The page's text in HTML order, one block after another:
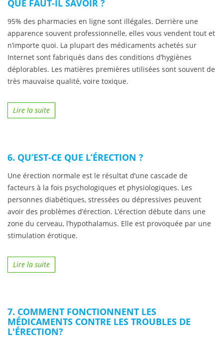
QUE FAUT-IL SAVOIR ?
95% des pharmacies en ligne sont illégales. Derrière une
apparence souvent professionnelle, elles vous vendent tout et
n’importe quoi. La plupart des médicaments achetés sur
Internet sont fabriqués dans des conditions d’hygiènes
déplorables. Les matières premières utilisées sont souvent de
très mauvaise qualité, voire toxique.
Lire la suite
6. QU’EST-CE QUE L’ÉRECTION ?
Une érection normale est le résultat d’une cascade de
facteurs à la fois psychologiques et physiologiques. Les
personnes diabétiques, stressées ou dépressives peuvent
avoir des problèmes d’érection. L’érection débute dans une
zone du cerveau, l’hypothalamus. Elle est provoquée par une
stimulation érotique.
Lire la suite
7. COMMENT FONCTIONNENT LES
MÉDICAMENTS CONTRE LES TROUBLES DE
L'ÉRECTION?